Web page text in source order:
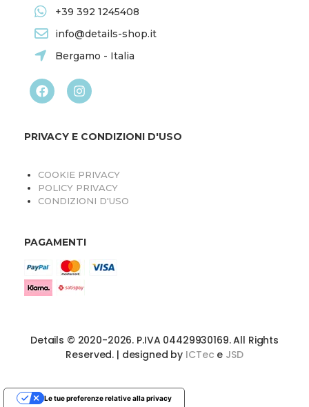
+39 392 1245408
info@details-shop.it
Bergamo - Italia
PRIVACY E CONDIZIONI D'USO
COOKIE PRIVACY
POLICY PRIVACY
CONDIZIONI D'USO
PAGAMENTI
Details © 2020-2026. P.IVA 04429930169. All Rights
Reserved. | designed by ICTec e JSD
Le tue preferenze relative alla privacy